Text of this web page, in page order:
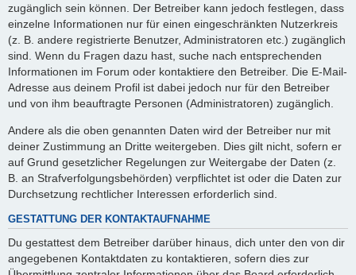
zugänglich sein können. Der Betreiber kann jedoch festlegen, dass
einzelne Informationen nur für einen eingeschränkten Nutzerkreis
(z. B. andere registrierte Benutzer, Administratoren etc.) zugänglich
sind. Wenn du Fragen dazu hast, suche nach entsprechenden
Informationen im Forum oder kontaktiere den Betreiber. Die E-Mail-
Adresse aus deinem Profil ist dabei jedoch nur für den Betreiber
und von ihm beauftragte Personen (Administratoren) zugänglich.
Andere als die oben genannten Daten wird der Betreiber nur mit
deiner Zustimmung an Dritte weitergeben. Dies gilt nicht, sofern er
auf Grund gesetzlicher Regelungen zur Weitergabe der Daten (z.
B. an Strafverfolgungsbehörden) verpflichtet ist oder die Daten zur
Durchsetzung rechtlicher Interessen erforderlich sind.
GESTATTUNG DER KONTAKTAUFNAHME
Du gestattest dem Betreiber darüber hinaus, dich unter den von dir
angegebenen Kontaktdaten zu kontaktieren, sofern dies zur